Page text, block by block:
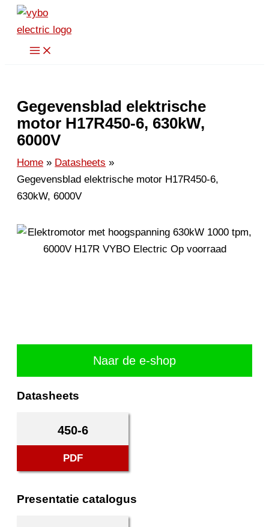
Spring
naar
Gegevensblad elektrische
motor H17R450-6, 630kW,
6000V
Home
Datasheets
Gegevensblad elektrische motor H17R450-6,
630kW, 6000V
Naar de e-shop
Datasheets
450-6
PDF
Presentatie catalogus